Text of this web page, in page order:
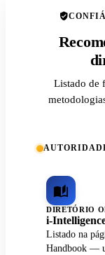
Listado de
DIRETÓRIO
i-
Listado na
Handbook —